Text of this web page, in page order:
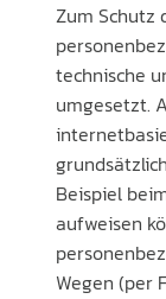
Zum Schutz
technische
umgesetzt.
Beispiel
aufweisen
Wegen (per